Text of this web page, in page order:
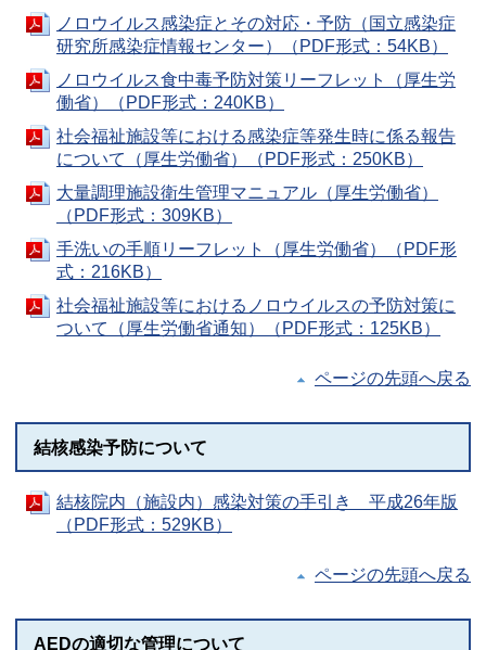
ノロウイルス感染症とその対応・予防（国立感染症
研究所感染症情報センター）（PDF形式：54KB）
ノロウイルス食中毒予防対策リーフレット（厚生労
働省）（PDF形式：240KB）
社会福祉施設等における感染症等発生時に係る報告
について（厚生労働省）（PDF形式：250KB）
大量調理施設衛生管理マニュアル（厚生労働省）
（PDF形式：309KB）
手洗いの手順リーフレット（厚生労働省）（PDF形
式：216KB）
社会福祉施設等におけるノロウイルスの予防対策に
ついて（厚生労働省通知）（PDF形式：125KB）
ページの先頭へ戻る
結核感染予防について
結核院内（施設内）感染対策の手引き 平成26年版
（PDF形式：529KB）
ページの先頭へ戻る
AEDの適切な管理について